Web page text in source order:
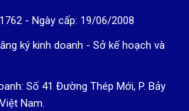
- Ngày cấp: 19/06/2008
ký kinh doanh - Sở kế hoạch và
Số 41 Đường Thép Mới, P. Bảy
Nam.